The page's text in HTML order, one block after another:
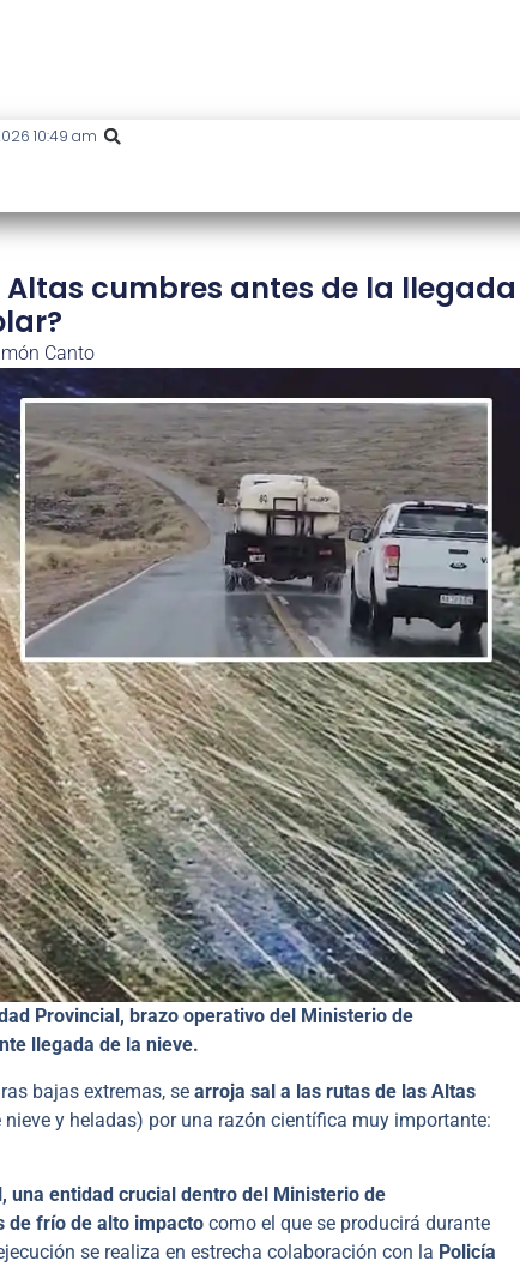
10:49 am
cumbres antes de la llegada
Canto
Provincial, brazo operativo del Ministerio de
llegada de la nieve.
bajas extremas, se arroja sal a las rutas de las Altas
y heladas) por una razón científica muy importante:
una entidad crucial dentro del Ministerio de
de frío de alto impacto como el que se producirá durante
se realiza en estrecha colaboración con la Policía